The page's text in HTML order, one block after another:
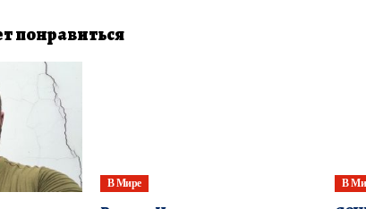
понравиться
В Мире В